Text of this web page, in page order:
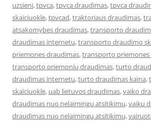
uzsieni,tpvca,tpvca draudimas,tpvca
skaiciuokle,tpvcad,traktoriaus draudimas,
atsakomybes draudimas,transporto
draudimas internetu,transporto draudimo
priemones draudimas,transporto
transporto priemonių draudimas,turto
draudimas internetu,turto draudimas kaina,
skaiciuokle, uab lietuvos draudimas,vaiko
draudimas nuo nelaimingų atsitikimų,vaiku
draudimas nuo nelaimingų atsitikimų,